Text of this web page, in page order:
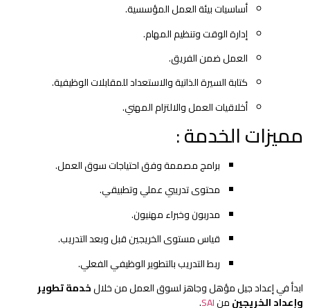
أساسيات بيئة العمل المؤسسية.
إدارة الوقت وتنظيم المهام.
العمل ضمن الفريق.
كتابة السيرة الذاتية والاستعداد للمقابلات الوظيفية.
أخلاقيات العمل والالتزام المهني.
مميزات الخدمة :
برامج مصممة وفق احتياجات سوق العمل.
محتوى تدريبي عملي وتطبيقي.
مدربون وخبراء مهنيون.
قياس مستوى الخريجين قبل وبعد التدريب.
ربط التدريب بالتطوير الوظيفي الفعلي.
ابدأ في إعداد جيل مؤهل وجاهز لسوق العمل من خلالخدمة تطوير
وإعداد الخريجينمنSAI
.